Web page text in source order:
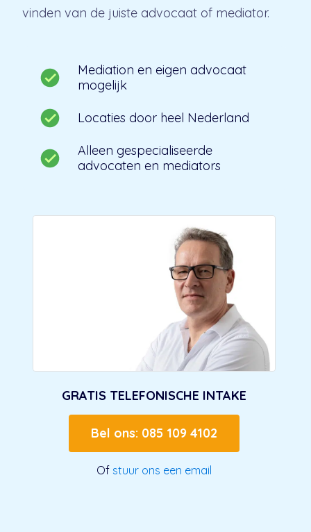
vinden van de juiste advocaat of mediator.
Mediation en eigen advocaat
mogelijk
Locaties door heel Nederland
Alleen gespecialiseerde
advocaten en mediators
GRATIS TELEFONISCHE INTAKE
Bel ons: 085 109 4102
Of stuur ons een email